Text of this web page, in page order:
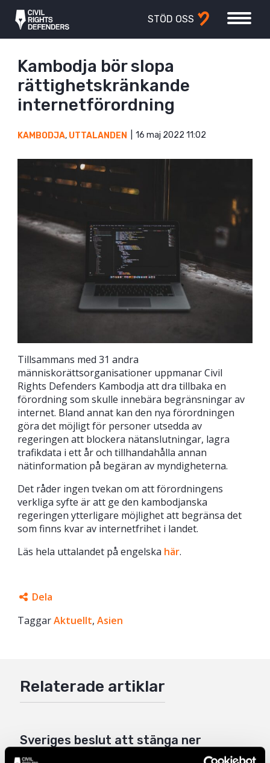
STÖD OSS
Kambodja bör slopa
rättighetskränkande
internetförordning
KAMBODJA, UTTALANDEN 16 maj 2022 11:02
Tillsammans med 31 andra
människorättsorganisationer uppmanar Civil
Rights Defenders Kambodja att dra tillbaka en
förordning som skulle innebära begränsningar av
internet. Bland annat kan den nya förordningen
göra det möjligt för personer utsedda av
regeringen att blockera nätanslutningar, lagra
trafikdata i ett år och tillhandahålla annan
nätinformation på begäran av myndigheterna.
Det råder ingen tvekan om att förordningens
verkliga syfte är att ge den kambodjanska
regeringen ytterligare möjlighet att begränsa det
som finns kvar av internetfrihet i landet.
Läs hela uttalandet på engelska här.
Dela
Facebook
Mail
TaggarAktuellt, Asien
Relaterade artiklar
Sveriges beslut att stänga ner
ambassaden i Kambodja väcker oro